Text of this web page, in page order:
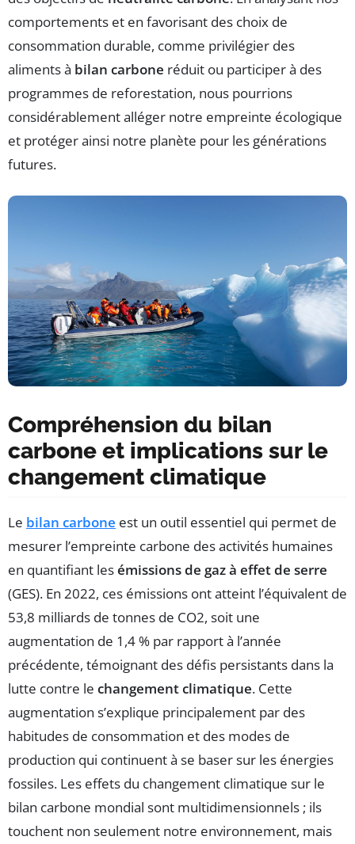
comportements et en favorisant des choix de
consommation durable, comme privilégier des
aliments à bilan carbone réduit ou participer à des
programmes de reforestation, nous pourrions
considérablement alléger notre empreinte écologique
et protéger ainsi notre planète pour les générations
futures.
Compréhension du bilan
carbone et implications sur le
changement climatique
Le bilan carbone est un outil essentiel qui permet de
mesurer l’empreinte carbone des activités humaines
en quantifiant lesémissions de gaz à effet de serre
(GES). En 2022, ces émissions ont atteint l’équivalent de
53,8 milliards de tonnes de CO2, soit une
augmentation de 1,4 % par rapport à l’année
précédente, témoignant des défis persistants dans la
lutte contre le changement climatique. Cette
augmentation s’explique principalement par des
habitudes de consommation et des modes de
production qui continuent à se baser sur les énergies
fossiles. Les effets du changement climatique sur le
bilan carbone mondial sont multidimensionnels ; ils
touchent non seulement notre environnement, mais